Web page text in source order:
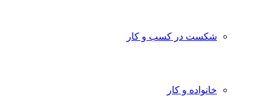
شکست در کسب و کار
خانواده و کار